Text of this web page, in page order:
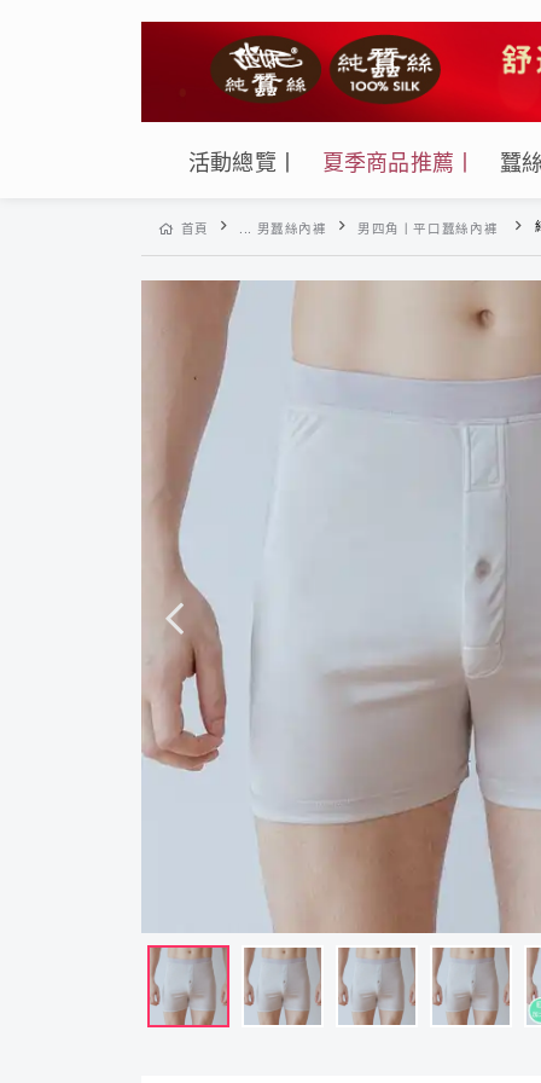
活動總覽丨 夏季商品推薦丨 蠶
首頁 ... 男蠶絲內褲 男四角丨平口蠶絲內褲